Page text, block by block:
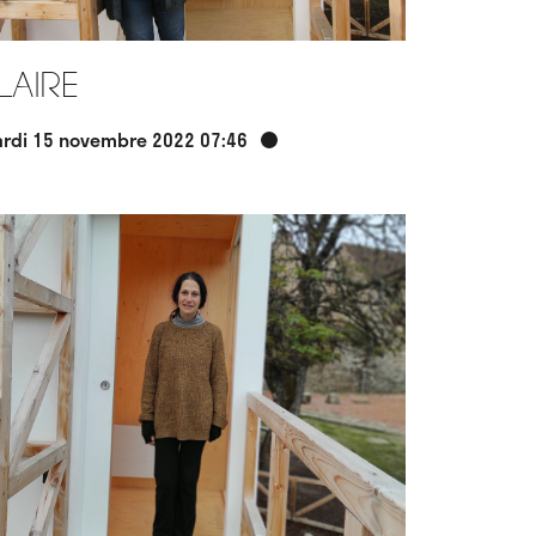
15 novembre 2022 07:46